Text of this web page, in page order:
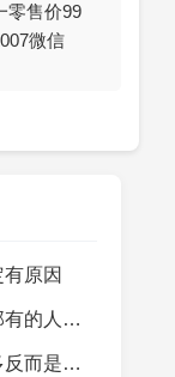
零售价99
微信
原因
一层楼？
目标小